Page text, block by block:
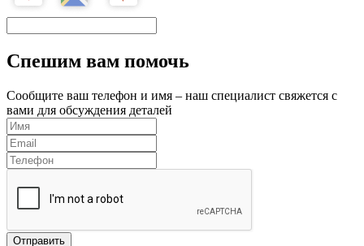
Спешим вам помочь
Сообщите ваш телефон и имя – наш специалист свяжется с
вами для обсуждения деталей